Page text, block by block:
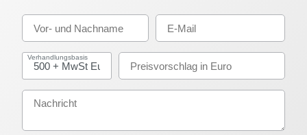
Verhandlungsbasis